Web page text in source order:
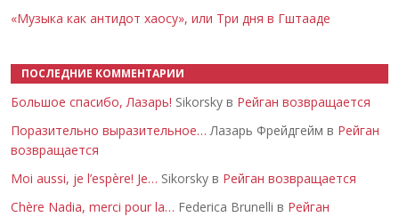
«Музыка как антидот хаосу», или Три дня в Гштааде
ПОСЛЕДНИЕ КОММЕНТАРИИ
Большое спасибо, Лазарь! Sikorsky в Рейган возвращается
Поразительно выразительное… Лазарь Фрейдгейм в Рейган
возвращается
Moi aussi, je l’espère! Je… Sikorsky в Рейган возвращается
Chère Nadia, merci pour la… Federica Brunelli в Рейган